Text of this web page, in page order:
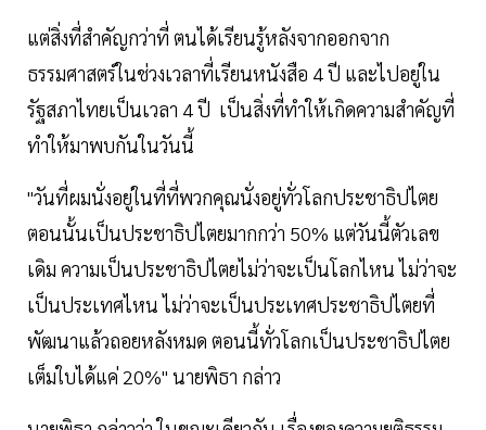
แต่สิ่งที่สำคัญกว่าที่ ตนได้เรียนรู้หลังจากออกจาก
ธรรมศาสตร์ในช่วงเวลาที่เรียนหนังสือ 4 ปี และไปอยู่ใน
รัฐสภาไทยเป็นเวลา 4 ปี เป็นสิ่งที่ทำให้เกิดความสำคัญที่
ทำให้มาพบกันในวันนี้
"วันที่ผมนั่งอยู่ในที่ที่พวกคุณนั่งอยู่ทั่วโลกประชาธิปไตย
ตอนนั้นเป็นประชาธิปไตยมากกว่า 50% แต่วันนี้ตัวเลข
เดิม ความเป็นประชาธิปไตยไม่ว่าจะเป็นโลกไหน ไม่ว่าจะ
เป็นประเทศไหน ไม่ว่าจะเป็นประเทศประชาธิปไตยที่
พัฒนาแล้วถอยหลังหมด ตอนนี้ทั่วโลกเป็นประชาธิปไตย
เต็มใบได้แค่ 20%" นายพิธา กล่าว